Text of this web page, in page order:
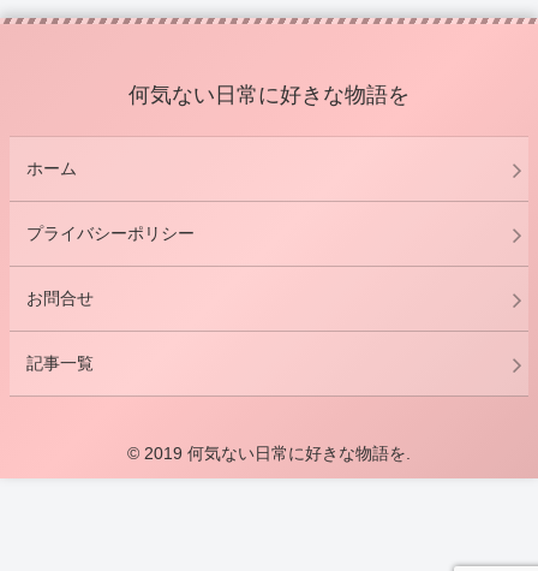
何気ない日常に好きな物語を
ホーム
プライバシーポリシー
お問合せ
記事一覧
© 2019 何気ない日常に好きな物語を.